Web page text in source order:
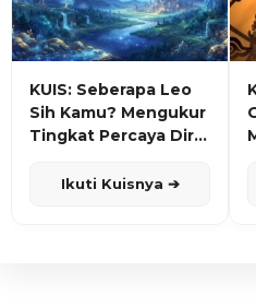
KUIS: Seberapa Leo
Sih Kamu? Mengukur
Tingkat Percaya Diri
Ikuti Kuisnya ➔